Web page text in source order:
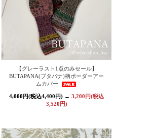
【グレーラスト1点のみセール】
BUTAPANA(ブタパナ)柄ボーダーアー
ムカバー
4,000円(税込4,400円) → 3,200円(税込
3,520円)